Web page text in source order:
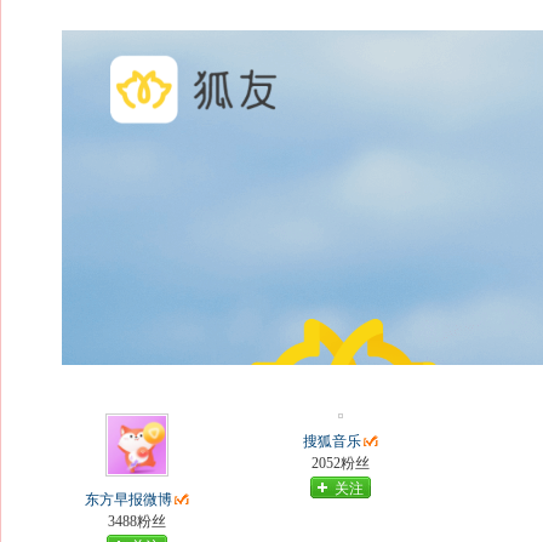
东方早报微博
3488粉丝
搜狐音乐
2052粉丝
关注